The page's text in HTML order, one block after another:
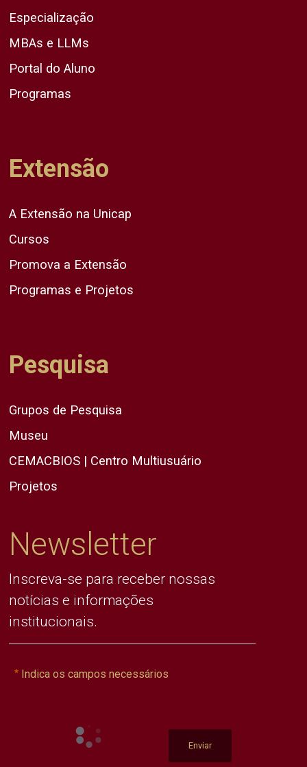
Especialização
MBAs e LLMs
Portal do Aluno
Programas
Extensão
A Extensão na Unicap
Cursos
Promova a Extensão
Programas e Projetos
Pesquisa
Grupos de Pesquisa
Museu
CEMACBIOS | Centro Multiusuário
Projetos
Newsletter
Inscreva-se para receber nossas
notícias e informações
institucionais.
Indica os campos necessários
Enviar